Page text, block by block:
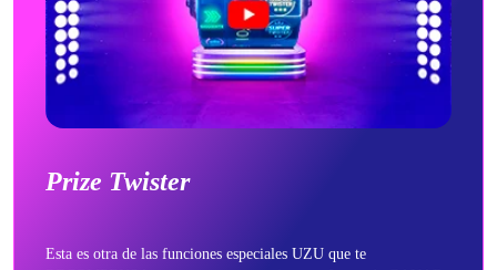
Prize Twister
Esta es otra de las funciones especiales UZU que te